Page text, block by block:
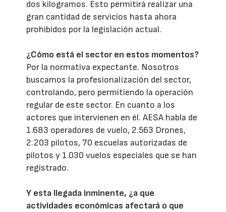
dos kilogramos. Esto permitirá realizar una
gran cantidad de servicios hasta ahora
prohibidos por la legislación actual.
¿Cómo está el sector en estos momentos?
Por la normativa expectante. Nosotros
buscamos la profesionalización del sector,
controlando, pero permitiendo la operación
regular de este sector. En cuanto a los
actores que intervienen en él. AESA habla de
1.683 operadores de vuelo, 2.563 Drones,
2.203 pilotos, 70 escuelas autorizadas de
pilotos y 1.030 vuelos especiales que se han
registrado.
Y esta llegada inminente, ¿a que
actividades económicas afectará o que